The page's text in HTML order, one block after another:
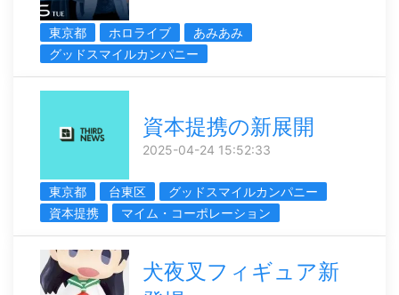
東京都 ホロライブ
あみあみ
グッドスマイルカンパニー
資本提携の新展開
2025-04-24 15:52:33
東京都 台東区
グッドスマイルカンパニー
資本提携
マイム・コーポレーション
犬夜叉フィギュア新